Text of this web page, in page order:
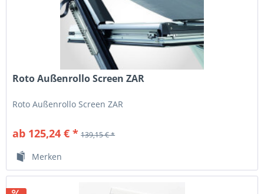
Roto Außenrollo Screen ZAR
Roto Außenrollo Screen ZAR
ab 125,24 € * 139,15 € *
Merken